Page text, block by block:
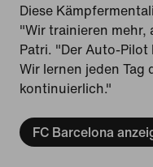
Diese
"Wir trainieren mehr,
Patri. "Der Auto-
Wir lernen jeden Tag
kontinuierlich."
FC Barcelona